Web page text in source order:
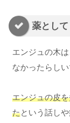
薬として
エンジュの木
なかったらしい
エンジュの皮
たという話し